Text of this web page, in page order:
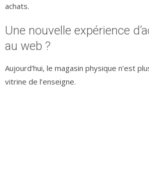
achats.
Une nouvelle expérience
au web ?
Aujourd’hui, le magasin physique n’est
vitrine de l’enseigne.